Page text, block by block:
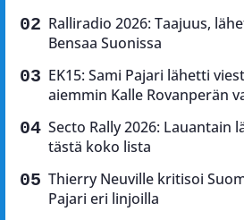
Ralliradio 2026: Taajuus,
Bensaa Suonissa
EK15: Sami Pajari lähetti
aiemmin Kalle Rovanperän
Secto Rally 2026: Lauantain
tästä koko lista
Thierry Neuville kritisoi
Pajari eri linjoilla